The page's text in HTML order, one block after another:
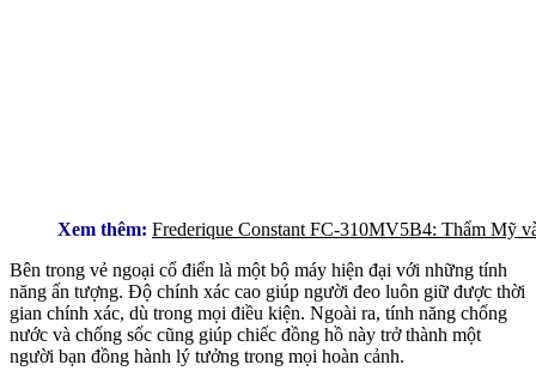
Xem thêm: Frederique Constant FC-310MV5B4: Thẩm Mỹ
Bên trong vẻ ngoại cổ điển là một bộ máy hiện đại với những tính
năng ấn tượng. Độ chính xác cao giúp người đeo luôn giữ được thời
gian chính xác, dù trong mọi điều kiện. Ngoài ra, tính năng chống
nước và chống sốc cũng giúp chiếc đồng hồ này trở thành một
người bạn đồng hành lý tưởng trong mọi hoàn cảnh.